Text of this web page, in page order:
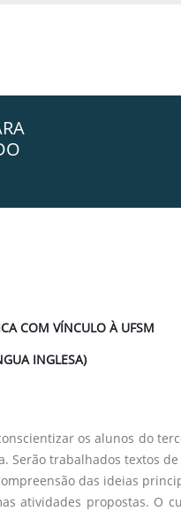
COM VÍNCULO À UFSM
INGLESA)
os alunos do
trabalhados textos
das ideias
atividades propostas. O